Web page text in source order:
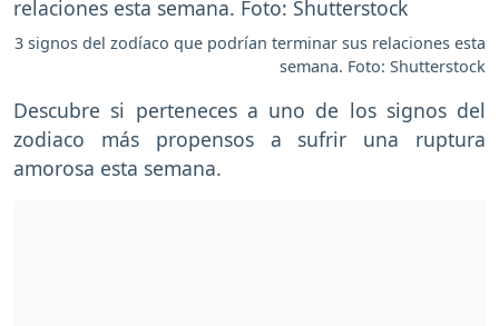
3 signos del zodíaco que podrían terminar sus relaciones esta
semana. Foto: Shutterstock
Descubre si perteneces a uno de los signos del
zodiaco más propensos a sufrir una ruptura
amorosa esta semana.